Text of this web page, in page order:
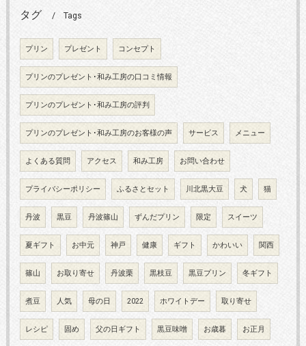
タグ Tags
プリン プレゼント コンセプト
プリンのプレゼント･和み工房の口コミ情報
プリンのプレゼント･和み工房の評判
プリンのプレゼント･和み工房のお客様の声 サービス メニュー
よくある質問 アクセス 和み工房 お問い合わせ
プライバシーポリシー ふるさとセット 川北黒大豆 犬 猫
丹波 黒豆 丹波篠山 ずんだプリン 限定 スイーツ
夏ギフト お中元 神戸 健康 ギフト かわいい 関西
篠山 お取り寄せ 丹波栗 黒枝豆 黒豆プリン 冬ギフト
煮豆 人気 母の日 2022 ホワイトデー 取り寄せ
レシピ 固め 父の日ギフト 黒豆味噌 お歳暮 お正月